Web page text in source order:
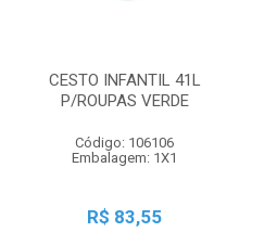
CESTO INFANTIL 41L
P/ROUPAS VERDE
Código: 106106
Embalagem: 1X1
R$ 83,55